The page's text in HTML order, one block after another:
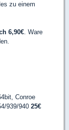
zu einem
6,90€. Ware
Conroe
939/940 25€